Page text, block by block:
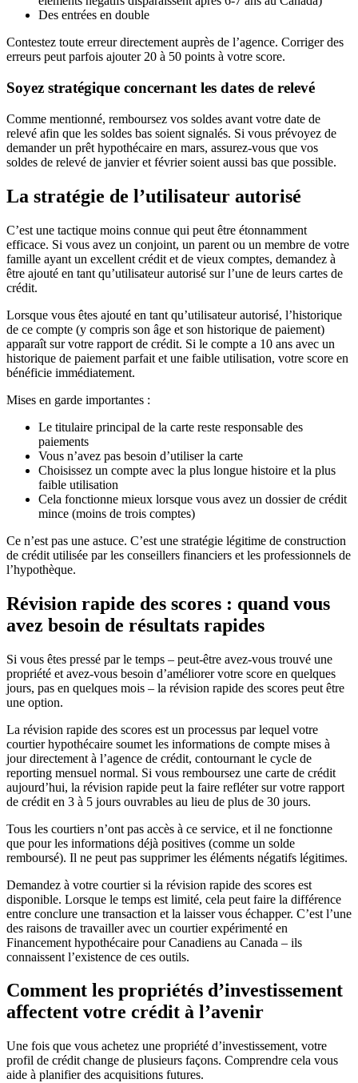
Des entrées en double
Contestez toute erreur directement auprès de l’agence. Corriger des
erreurs peut parfois ajouter 20 à 50 points à votre score.
Soyez stratégique concernant les dates de relevé
Comme mentionné, remboursez vos soldes avant votre date de
relevé afin que les soldes bas soient signalés. Si vous prévoyez de
demander un prêt hypothécaire en mars, assurez-vous que vos
soldes de relevé de janvier et février soient aussi bas que possible.
La stratégie de l’utilisateur autorisé
C’est une tactique moins connue qui peut être étonnamment
efficace. Si vous avez un conjoint, un parent ou un membre de votre
famille ayant un excellent crédit et de vieux comptes, demandez à
être ajouté en tant qu’utilisateur autorisé sur l’une de leurs cartes de
crédit.
Lorsque vous êtes ajouté en tant qu’utilisateur autorisé, l’historique
de ce compte (y compris son âge et son historique de paiement)
apparaît sur votre rapport de crédit. Si le compte a 10 ans avec un
historique de paiement parfait et une faible utilisation, votre score en
bénéficie immédiatement.
Mises en garde importantes :
Le titulaire principal de la carte reste responsable des
paiements
Vous n’avez pas besoin d’utiliser la carte
Choisissez un compte avec la plus longue histoire et la plus
faible utilisation
Cela fonctionne mieux lorsque vous avez un dossier de crédit
mince (moins de trois comptes)
Ce n’est pas une astuce. C’est une stratégie légitime de construction
de crédit utilisée par les conseillers financiers et les professionnels de
l’hypothèque.
Révision rapide des scores : quand vous
avez besoin de résultats rapides
Si vous êtes pressé par le temps – peut-être avez-vous trouvé une
propriété et avez-vous besoin d’améliorer votre score en quelques
jours, pas en quelques mois – la révision rapide des scores peut être
une option.
La révision rapide des scores est un processus par lequel votre
courtier hypothécaire soumet les informations de compte mises à
jour directement à l’agence de crédit, contournant le cycle de
reporting mensuel normal. Si vous remboursez une carte de crédit
aujourd’hui, la révision rapide peut la faire refléter sur votre rapport
de crédit en 3 à 5 jours ouvrables au lieu de plus de 30 jours.
Tous les courtiers n’ont pas accès à ce service, et il ne fonctionne
que pour les informations déjà positives (comme un solde
remboursé). Il ne peut pas supprimer les éléments négatifs légitimes.
Demandez à votre courtier si la révision rapide des scores est
disponible. Lorsque le temps est limité, cela peut faire la différence
entre conclure une transaction et la laisser vous échapper. C’est l’une
des raisons de travailler avec un courtier expérimenté en
Financement hypothécaire pour Canadiens au Canada – ils
connaissent l’existence de ces outils.
Comment les propriétés d’investissement
affectent votre crédit à l’avenir
Une fois que vous achetez une propriété d’investissement, votre
profil de crédit change de plusieurs façons. Comprendre cela vous
aide à planifier des acquisitions futures.